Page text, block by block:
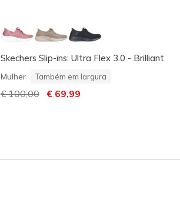
Skechers Slip-ins: Ultra Flex 3.0 - Brilliant
Mulher Também em largura
Preço com desconto de
€ 100,00para
€ 69,99